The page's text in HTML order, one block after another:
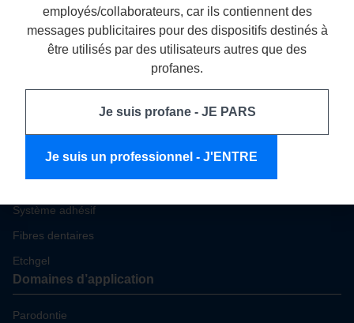
T: +48 887 883 005
E: biuro@arkonadent.com
Composites dentaires
Soins parodontaux
Système adhésif
Fibres dentaires
Etchgel
Domaines d’application
Parodontie
employés/collaborateurs, car ils contiennent des
messages publicitaires pour des dispositifs destinés à
être utilisés par des utilisateurs autres que des
profanes.
Je suis profane - JE PARS
Je suis un professionnel - J'ENTRE